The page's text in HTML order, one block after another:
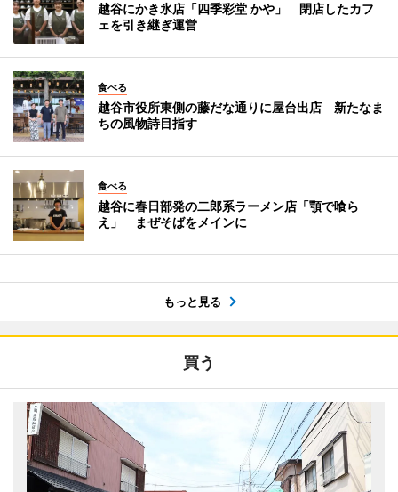
越谷にかき氷店「四季彩堂 かや」 閉店したカフ
ェを引き継ぎ運営
食べる
越谷市役所東側の藤だな通りに屋台出店 新たなま
ちの風物詩目指す
食べる
越谷に春日部発の二郎系ラーメン店「顎で喰ら
え」 まぜそばをメインに
もっと見る
買う